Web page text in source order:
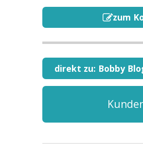
zum
direkt zu: Bobby